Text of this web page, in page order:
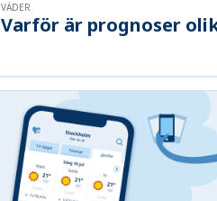
Varför är prognoser
VÄDER